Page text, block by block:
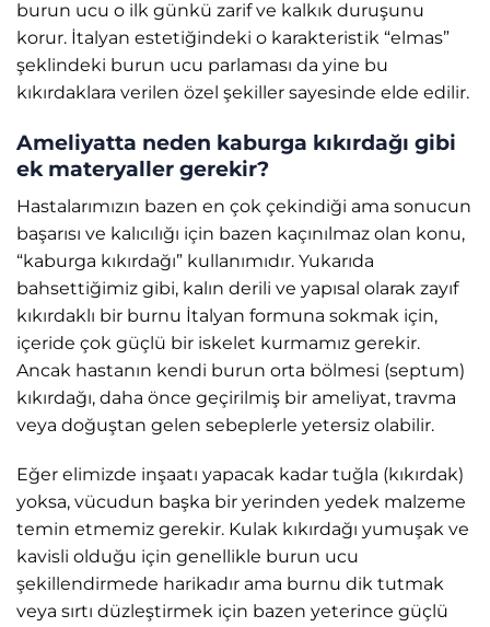
burun ucu o ilk günkü zarif ve kalkık duruşunu
korur. İtalyan estetiğindeki o karakteristik “elmas”
şeklindeki burun ucu parlaması da yine bu
kıkırdaklara verilen özel şekiller sayesinde elde edilir.
Ameliyatta neden kaburga kıkırdağı gibi
ek materyaller gerekir?
Hastalarımızın bazen en çok çekindiği ama sonucun
başarısı ve kalıcılığı için bazen kaçınılmaz olan konu,
“kaburga kıkırdağı” kullanımıdır. Yukarıda
bahsettiğimiz gibi, kalın derili ve yapısal olarak zayıf
kıkırdaklı bir burnu İtalyan formuna sokmak için,
içeride çok güçlü bir iskelet kurmamız gerekir.
Ancak hastanın kendi burun orta bölmesi (septum)
kıkırdağı, daha önce geçirilmiş bir ameliyat, travma
veya doğuştan gelen sebeplerle yetersiz olabilir.
Eğer elimizde inşaatı yapacak kadar tuğla (kıkırdak)
yoksa, vücudun başka bir yerinden yedek malzeme
temin etmemiz gerekir. Kulak kıkırdağı yumuşak ve
kavisli olduğu için genellikle burun ucu
şekillendirmede harikadır ama burnu dik tutmak
veya sırtı düzleştirmek için bazen yeterince güçlü